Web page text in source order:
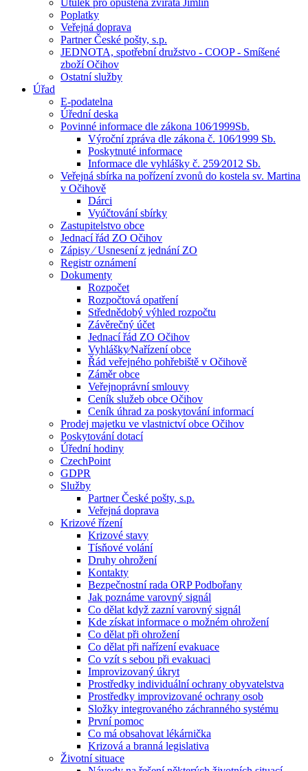
Útulek pro opuštěná zvířata Jimlín
Poplatky
Veřejná doprava
Partner České pošty, s.p.
JEDNOTA, spotřební družstvo - COOP - Smíšené
zboží Očihov
Ostatní služby
Úřad
E-podatelna
Úřední deska
Povinné informace dle zákona 106⁄1999Sb.
Výroční zpráva dle zákona č. 106⁄1999 Sb.
Poskytnuté informace
Informace dle vyhlášky č. 259⁄2012 Sb.
Veřejná sbírka na pořízení zvonů do kostela sv. Martina
v Očihově
Dárci
Vyúčtování sbírky
Zastupitelstvo obce
Jednací řád ZO Očihov
Zápisy ⁄ Usnesení z jednání ZO
Registr oznámení
Dokumenty
Rozpočet
Rozpočtová opatření
Střednědobý výhled rozpočtu
Závěrečný účet
Jednací řád ZO Očihov
Vyhlášky⁄Nařízení obce
Řád veřejného pohřebiště v Očihově
Záměr obce
Veřejnoprávní smlouvy
Ceník služeb obce Očihov
Ceník úhrad za poskytování informací
Prodej majetku ve vlastnictví obce Očihov
Poskytování dotací
Úřední hodiny
CzechPoint
GDPR
Služby
Partner České pošty, s.p.
Veřejná doprava
Krizové řízení
Krizové stavy
Tísňové volání
Druhy ohrožení
Kontakty
Bezpečnostní rada ORP Podbořany
Jak poznáme varovný signál
Co dělat když zazní varovný signál
Kde získat informace o možném ohrožení
Co dělat při ohrožení
Co dělat při nařízení evakuace
Co vzít s sebou při evakuaci
Improvizovaný úkryt
Prostředky individuální ochrany obyvatelstva
Prostředky improvizované ochrany osob
Složky integrovaného záchranného systému
První pomoc
Co má obsahovat lékárnička
Krizová a branná legislativa
Životní situace